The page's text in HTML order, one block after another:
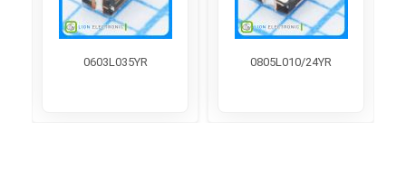
0805L010/24YR
0603L035YR